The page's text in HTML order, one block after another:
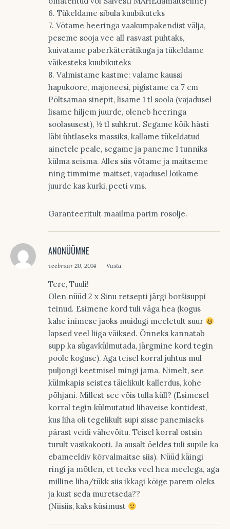
6. Tükeldame sibula kuubikuteks
7. Võtame heeringa vaakumpakendist välja,
peseme sooja vee all rasvast puhtaks,
kuivatame paberkäterätikuga ja tükeldame
väikesteks kuubikuteks
8. Valmistame kastme: valame kaussi
hapukoore, majoneesi, pigistame ca 7 cm
Põltsamaa sinepit, lisame 1 tl soola (vajadusel
lisame hiljem juurde, oleneb heeringa
soolasusest), ½ tl suhkrut. Segame kõik hästi
läbi ühtlaseks massiks, kallame tükeldatud
ainetele peale, segame ja paneme 1 tunniks
külma seisma. Alles siis võtame ja maitseme
ning timmime maitset, vajadusel lõikame
juurde kas kurki, peeti vms.
Garanteeritult maailma parim rosolje.
ANONÜÜMNE
veebruar 20, 2014 Vasta
Tere, Tuuli!
Olen nüüd 2 x Sinu retsepti järgi boršisuppi
teinud. Esimene kord tuli väga hea (kogus
kahe inimese jaoks muidugi meeletult suur
lapsed veel liiga väiksed. Õnneks kannatab
supp ka sügavkülmutada, järgmine kord tegin
poole koguse). Aga teisel korral juhtus mul
puljongi keetmisel mingi jama. Nimelt, see
külmkapis seistes täielikult kallerdus, kohe
põhjani. Millest see võis tulla küll? (Esimesel
korral tegin külmutatud lihaveise kontidest,
kus liha oli tegelikult supi sisse panemiseks
pärast veidi vähevõitu. Teisel korral ostsin
turult vasikakooti. Ja ausalt öeldes tuli supile ka
ebameeldiv kõrvalmaitse siis). Nüüd käingi
ringi ja mõtlen, et teeks veel hea meelega, aga
milline liha/tükk siis ikkagi kõige parem oleks
ja kust seda muretseda??
(Niisiis, kaks küsimust